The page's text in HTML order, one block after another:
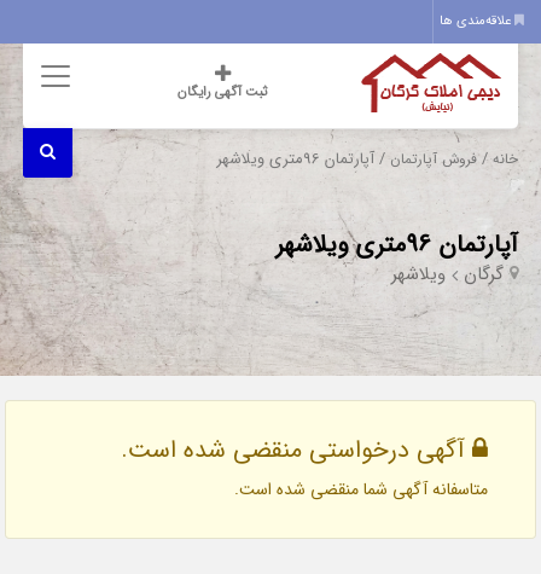
علاقه‌مندی ها
ثبت آگهی رایگان
خانه /فروش آپارتمان / آپارتمان 96متری ویلاشهر
آپارتمان 96متری ویلاشهر
گرگان ویلاشهر
آگهی درخواستی منقضی شده است.
متاسفانه آگهی شما منقضی شده است.